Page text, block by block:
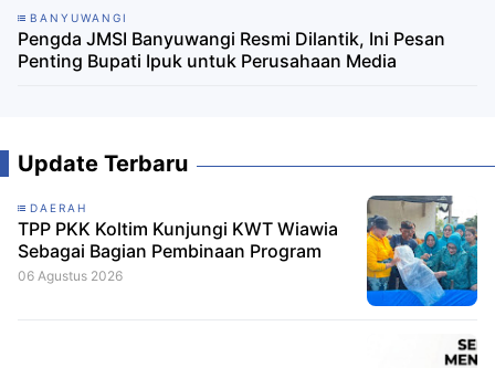
BANYUWANGI
Pengda JMSI Banyuwangi Resmi Dilantik, Ini Pesan
Penting Bupati Ipuk untuk Perusahaan Media
Update Terbaru
DAERAH
TPP PKK Koltim Kunjungi KWT Wiawia
Sebagai Bagian Pembinaan Program
06 Agustus 2026